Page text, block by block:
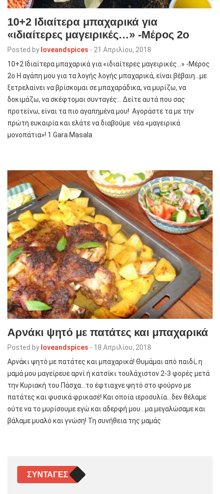
10+2 Ιδιαίτερα μπαχαρικά για
«ιδιαίτερες μαγειρικές…» -Μέρος 2ο
Posted by loveandspices - 21 Απριλίου, 2018
10+2 Ιδιαίτερα μπαχαρικά για «ιδιαίτερες μαγειρικές…» -Μέρος
2ο Η αγάπη μου για τα λογής λογής μπαχαρικά, είναι βέβαιη…με
ξετρελαίνει να βρίσκομαι σε μπαχαράδικα, να μυρίζω, να
δοκιμάζω, να σκέφτομαι συνταγές… Δείτε αυτά που σας
προτείνω, είναι τα πιο αγαπημένα μου! Αγοράστε τα με την
πρώτη ευκαιρία και ελάτε να διαβούμε νέα «μαγειρικά
μονοπάτια»! 1.Gara Masala
Αρνάκι ψητό με πατάτες και μπαχαρικά
Posted by loveandspices - 18 Απριλίου, 2018
Aρνάκι ψητό με πατάτες και μπαχαρικά! Θυμάμαι από παιδί, η
μαμά μου μαγείρευε αρνί ή κατσίκι τουλάχιστον 2-3 φορές μετά
την Κυριακή του Πάσχα…το έφτιαχνε ψητό στο φούρνο με
πατάτες και φυσικά φρικασέ! Και οποία ιεροσυλία…δεν θέλαμε
ούτε να το μυρίσουμε εγώ και αδερφή μου…μα μεγαλώσαμε και
βάλαμε μυαλό και γνώση! Τη συνήθεια της μαμάς
ΣΥΝΤΑΓΈΣ